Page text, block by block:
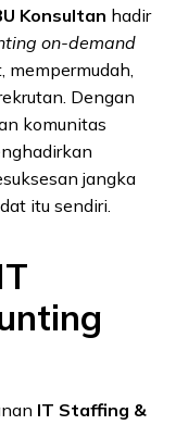
Konsultan hadir
on-demand
Dengan
komunitas
jangka
itu sendiri.
IT Staffing &